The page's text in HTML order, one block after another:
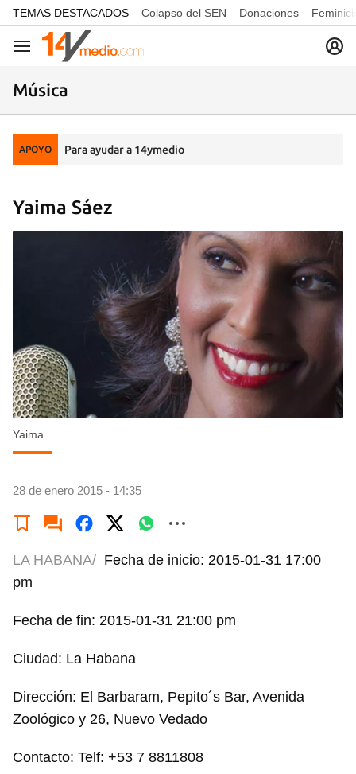
common.go-to-content
TEMAS DESTACADOS Colapso del SEN Donaciones
Navegación
Música
APOYO Para ayudar a 14ymedio
Yaima Sáez
Yaima
28 de enero 2015 - 14:35
LA HABANA/ Fecha de inicio: 2015-01-31 17:00
pm
Fecha de fin: 2015-01-31 21:00 pm
Ciudad: La Habana
Dirección: El Barbaram, Pepito´s Bar, Avenida
Zoológico y 26, Nuevo Vedado
Contacto: Telf: +53 7 8811808